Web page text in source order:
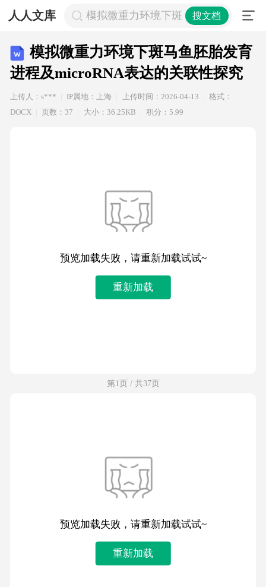
人人文库 模拟微重力环境下斑马鱼胚胎发育进
搜文档
模拟微重力环境下斑马鱼胚胎发育
进程及microRNA表达的关联性探究
上传人：s*** IP属地：上海 上传时间：2026-04-13
格式：
DOCX
页数：37 大小：36.25KB 积分：5.99
预览加载失败，请重新加载试试~
重新加载
第1页 / 共37页
预览加载失败，请重新加载试试~
重新加载